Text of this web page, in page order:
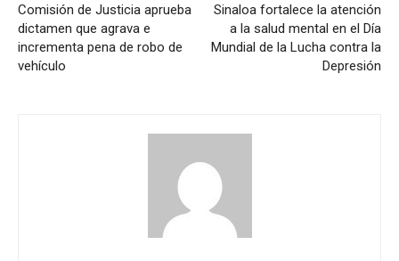
Comisión de Justicia aprueba
dictamen que agrava e
incrementa pena de robo de
vehículo
Sinaloa fortalece la atención
a la salud mental en el Día
Mundial de la Lucha contra la
Depresión